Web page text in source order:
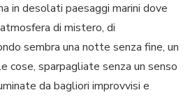
in desolati paesaggi marini dove
di mistero, di
sembra una notte senza fine, un
cose, sparpagliate senza un senso
da bagliori improvvisi e